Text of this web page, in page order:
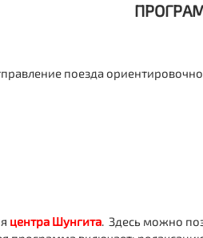
поезда
центра Шунгита. Здесь можно